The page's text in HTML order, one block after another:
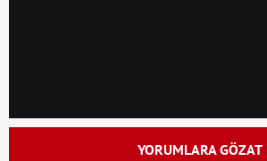
YORUMLARA GÖZAT